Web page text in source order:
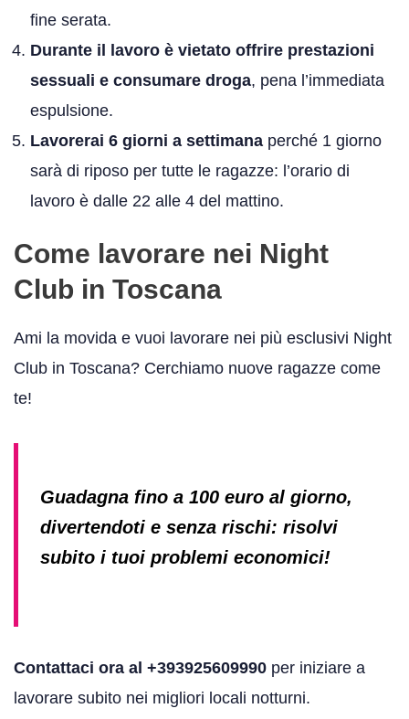
fine serata.
Durante il lavoro è vietato offrire prestazioni
sessuali e consumare droga, pena l’immediata
espulsione.
Lavorerai 6 giorni a settimana perché 1 giorno
sarà di riposo per tutte le ragazze: l’orario di
lavoro è dalle 22 alle 4 del mattino.
Come lavorare nei Night
Club in Toscana
Ami la movida e vuoi lavorare nei più esclusivi Night
Club in Toscana? Cerchiamo nuove ragazze come
te!
Guadagna fino a 100 euro al giorno,
divertendoti e senza rischi: risolvi
subito i tuoi problemi economici!
Contattaci ora al +393925609990 per iniziare a
lavorare subito nei migliori locali notturni.